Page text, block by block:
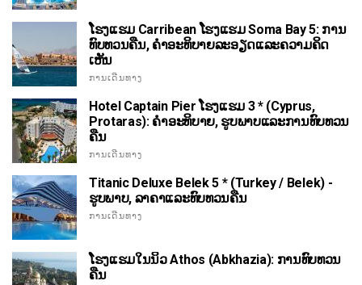
ໂຮງແຮມ Carribean ໂຮງແຮມ Soma Bay 5: ການ
ທົບທວນຄືນ, ຄໍາອະທິບາຍລະອຽດແລະຄວາມຄິດ
ເຫັນ
ການເດີນທາງ
Hotel Captain Pier ໂຮງແຮມ 3 * (Cyprus,
Protaras): ຄໍາອະທິບາຍ, ຮູບພາບແລະການທົບທວນ
ຄືນ
ການເດີນທາງ
Titanic Deluxe Belek 5 * (Turkey / Belek) -
ຮູບພາບ, ລາຄາແລະທົບທວນຄືນ
ການເດີນທາງ
ໂຮງແຮມໃນນິວ Athos (Abkhazia): ການທົບທວນ
ຄືນ